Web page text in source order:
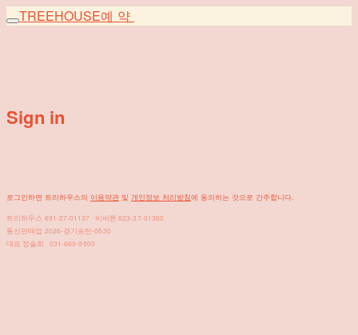
TREEHOUSE예약
Sign in
로그인하면 트리하우스의 이용약관 및 개인정보 처리방침에 동의하는 것으로 간주합니다.
트리하우스 691-27-01137 · 비버튼 623-37-01360
통신판매업 2026-경기송탄-0530
대표 정솔희 · 031-663-9900